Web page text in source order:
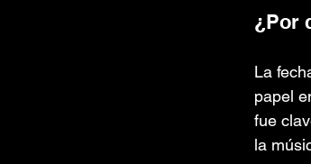
¿Por
La
papel
fue
la